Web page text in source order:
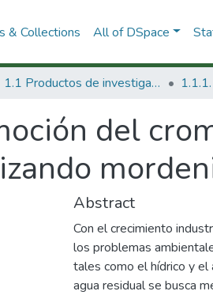
& Collections All of DSpace
1.1 Productos de investigación
del
Abstract
Con el crecimiento
los problemas
tales como el hídrico y
agua residual se busca